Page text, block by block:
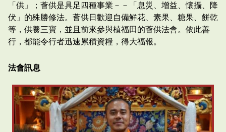
「供」；薈供是具足四種事業－－「息災、增益、懷攝、降
伏」的殊勝修法。薈供日歡迎自備鮮花、素果、糖果、餅乾
等，供養三寶，並且前來參與植福田的薈供法會。依此善
行，都能令行者迅速累積資糧，得大福報。
法會訊息